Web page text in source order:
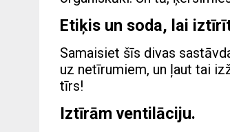
Etiķis un soda, lai
Samaisiet šīs divas
uz netīrumiem, un ļaut tai
tīrs!
Iztīrām ventilāciju.